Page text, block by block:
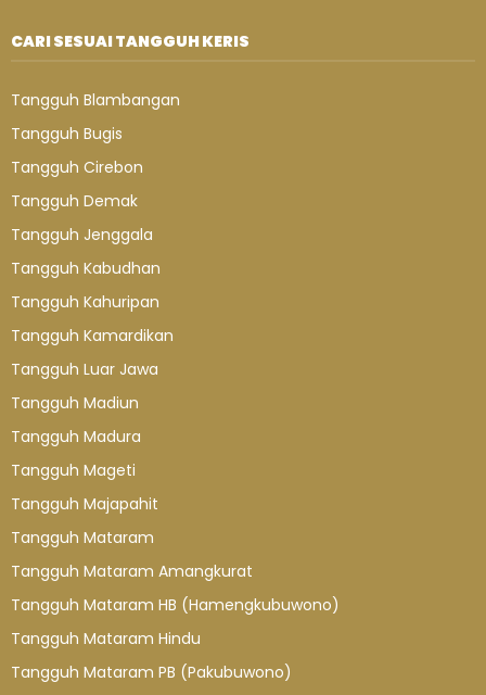
CARI SESUAI TANGGUH KERIS
Tangguh Blambangan
Tangguh Bugis
Tangguh Cirebon
Tangguh Demak
Tangguh Jenggala
Tangguh Kabudhan
Tangguh Kahuripan
Tangguh Kamardikan
Tangguh Luar Jawa
Tangguh Madiun
Tangguh Madura
Tangguh Mageti
Tangguh Majapahit
Tangguh Mataram
Tangguh Mataram Amangkurat
Tangguh Mataram HB (Hamengkubuwono)
Tangguh Mataram Hindu
Tangguh Mataram PB (Pakubuwono)